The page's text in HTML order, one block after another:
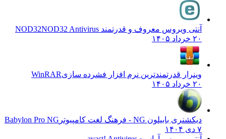
آنتی ویروس معروف و قدرتمند NOD32 NOD32 Antivirus
۲۰ خرداد ۱۴۰۵
وینرار قدرتمندترین نرم افزار فشرده سازیWinRAR
۲۰ خرداد ۱۴۰۵
دیکشنری بابیلون NG - فرهنگ لغت کامپیوتر
Babylon Pro NG
۷ دی ۱۴۰۴